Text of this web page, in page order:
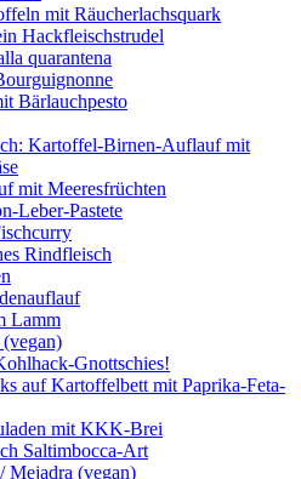
mit Räucherlachsquark
Hackfleischstrudel
quarantena
Bärlauchpesto
Kartoffel-Birnen-Auflauf mit
mit Meeresfrüchten
Leber-Pastete
Rindfleisch
Lamm
Gnottschies!
auf Kartoffelbett mit Paprika-Feta-
mit KKK-Brei
Saltimbocca-Art
Mejadra (vegan)